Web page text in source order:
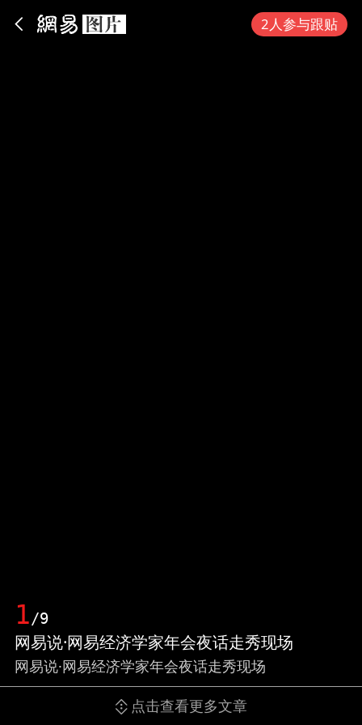
2人参与跟贴
1/9
网易说·网易经济学家年会夜话走秀现场
网易说·网易经济学家年会夜话走秀现场
点击查看更多文章